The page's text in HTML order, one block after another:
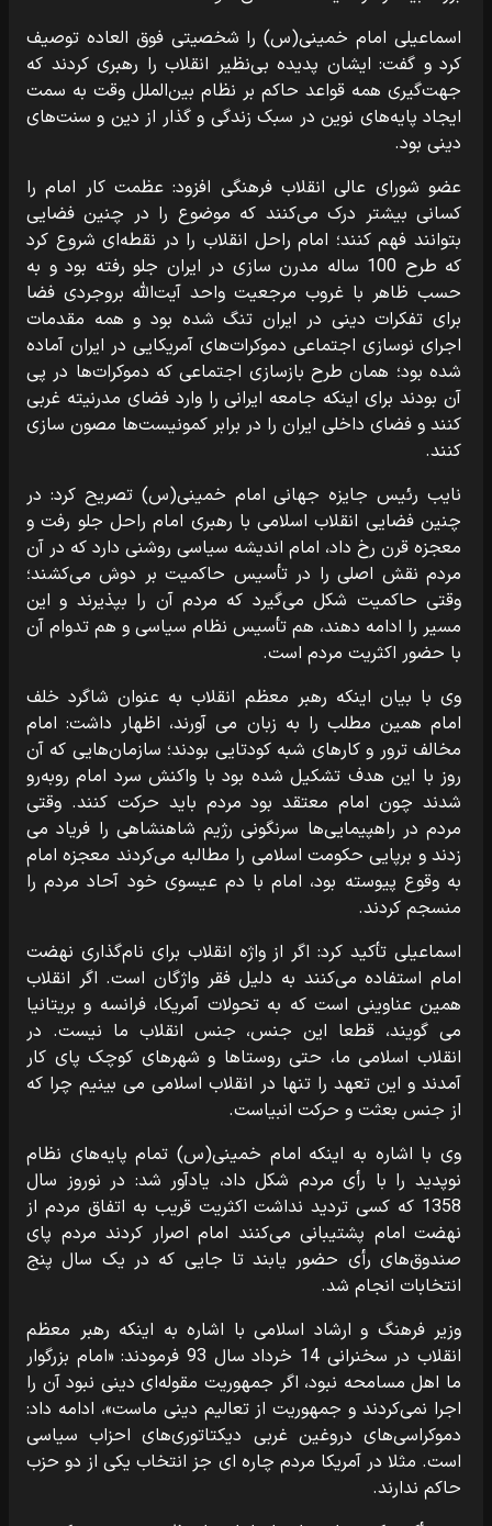
اسماعیلی امام خمینی(س) را شخصیتی فوق العاده توصیف
کرد و گفت: ایشان پدیده بی‌نظیر انقلاب را رهبری کردند که
جهت‌گیری همه قواعد حاکم بر نظام بین‌الملل وقت به سمت
ایجاد پایه‌های نوین در سبک زندگی و گذار از دین و سنت‌های
دینی بود.
عضو شورای عالی انقلاب فرهنگی افزود: عظمت کار امام را
کسانی بیشتر درک می‌کنند که موضوع را در چنین فضایی
بتوانند فهم کنند؛ امام راحل انقلاب را در نقطه‌ای شروع کرد
که طرح 100 ساله مدرن سازی در ایران جلو رفته بود و به
حسب ظاهر با غروب مرجعیت واحد آیت‌الله بروجردی فضا
برای تفکرات دینی در ایران تنگ شده بود و همه مقدمات
اجرای نوسازی اجتماعی دموکرات‌های آمریکایی در ایران آماده
شده بود؛ همان طرح بازسازی اجتماعی که دموکرات‌ها در پی
آن بودند برای اینکه جامعه ایرانی را وارد فضای مدرنیته غربی
کنند و فضای داخلی ایران را در برابر کمونیست‌ها مصون سازی
کنند.
نایب رئیس جایزه جهانی امام خمینی(س) تصریح کرد: در
چنین فضایی انقلاب اسلامی با رهبری امام راحل جلو رفت و
معجزه قرن رخ داد، امام اندیشه سیاسی روشنی دارد که در آن
مردم نقش اصلی را در تأسیس حاکمیت بر دوش می‌کشند؛
وقتی حاکمیت شکل می‌گیرد که مردم آن را بپذیرند و این
مسیر را ادامه دهند، هم تأسیس نظام سیاسی و هم تدوام آن
با حضور اکثریت مردم است.
وی با بیان اینکه رهبر معظم انقلاب به عنوان شاگرد خلف
امام همین مطلب را به زبان می آورند، اظهار داشت: امام
مخالف ترور و کارهای شبه کودتایی بودند؛ سازمان‌هایی که آن
روز با این هدف تشکیل شده بود با واکنش سرد امام روبه‌رو
شدند چون امام معتقد بود مردم باید حرکت کنند. وقتی
مردم در راهپیمایی‌ها سرنگونی رژیم شاهنشاهی را فریاد می
زدند و برپایی حکومت اسلامی را مطالبه می‌کردند معجزه امام
به وقوع پیوسته بود، امام با دم عیسوی خود آحاد مردم را
منسجم کردند.
اسماعیلی تأکید کرد: اگر از واژه انقلاب برای نام‌گذاری نهضت
امام استفاده می‌کنند به دلیل فقر واژگان است. اگر انقلاب
همین عناوینی است که به تحولات آمریکا، فرانسه و بریتانیا
می گویند، قطعا این جنس، جنس انقلاب ما نیست. در
انقلاب اسلامی ما، حتی روستاها و شهرهای کوچک پای کار
آمدند و این تعهد را تنها در انقلاب اسلامی می بینیم چرا که
از جنس بعثت و حرکت انبیاست.
وی با اشاره به اینکه امام خمینی(س) تمام پایه‌های نظام
نوپدید را با رأی مردم شکل داد، یادآور شد: در نوروز سال
1358 که کسی تردید نداشت اکثریت قریب به اتفاق مردم از
نهضت امام پشتیبانی می‌کنند امام اصرار کردند مردم پای
صندوق‌های رأی حضور یابند تا جایی که در یک سال پنج
انتخابات انجام شد.
وزیر فرهنگ و ارشاد اسلامی با اشاره به اینکه رهبر معظم
انقلاب در سخنرانی 14 خرداد سال 93 فرمودند: «امام بزرگوار
ما اهل مسامحه نبود، اگر جمهوریت مقوله‌ای دینی نبود آن را
اجرا نمی‌کردند و جمهوریت از تعالیم دینی ماست»، ادامه داد:
دموکراسی‌های دروغین غربی دیکتاتوری‌های احزاب سیاسی
است. مثلا در آمریکا مردم چاره ای جز انتخاب یکی از دو حزب
حاکم ندارند.